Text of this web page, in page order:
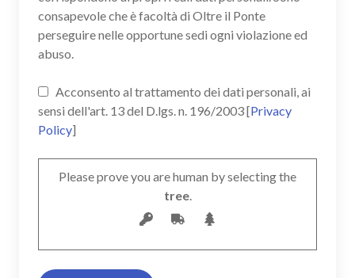
consapevole che è facoltà di Oltre il Ponte
perseguire nelle opportune sedi ogni violazione ed
abuso.
Acconsento al trattamento dei dati personali, ai
sensi dell'art. 13 del D.lgs. n. 196/2003 [Privacy
Policy]
Please prove you are human by selecting the
tree.